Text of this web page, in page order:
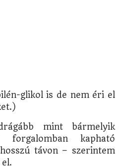
glikol is de nem éri el
mint bármelyik
forgalomban kapható
távon – szerintem